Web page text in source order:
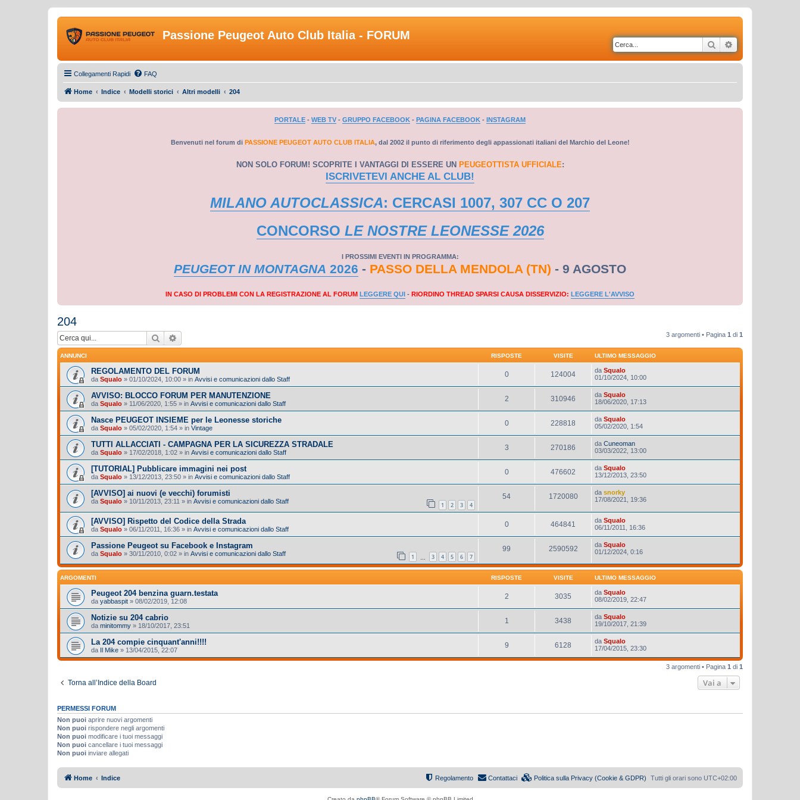
Passione Peugeot Auto Club Italia - FORUM
Cerca
Collegamenti Rapidi FAQ
Home Indice Modelli storici Altri modelli 204
PORTALE - WEB TV - GRUPPO FACEBOOK - PAGINA FACEBOOK - INSTAGRAM
Benvenuti nel forum di PASSIONE PEUGEOT AUTO CLUB ITALIA, dal 2002 il punto di riferimento degli appassionati italiani del Marchio del Leone!
NON SOLO FORUM! SCOPRITE I VANTAGGI DI ESSERE UN PEUGEOTTISTA UFFICIALE:
ISCRIVETEVI ANCHE AL CLUB!
MILANO AUTOCLASSICA: CERCASI 1007, 307 CC O 207
CONCORSO LE NOSTRE LEONESSE 2026
I PROSSIMI EVENTI IN PROGRAMMA:
PEUGEOT IN MONTAGNA 2026 - PASSO DELLA MENDOLA (TN) - 9 AGOSTO
IN CASO DI PROBLEMI CON LA REGISTRAZIONE AL FORUM LEGGERE QUI - RIORDINO THREAD SPARSI CAUSA DISSERVIZIO: LEGGERE L'AVVISO
204
Cerca 3 argomenti • Pagina 1 di 1
ANNUNCI RISPOSTE VISITE ULTIMO MESSAGGIO
REGOLAMENTO DEL FORUM
da Squalo » 01/10/2024, 10:00 » in Avvisi e comunicazioni dallo Staff
0 124004 da Squalo
01/10/2024, 10:00
AVVISO: BLOCCO FORUM PER MANUTENZIONE
da Squalo » 11/06/2020, 1:55 » in Avvisi e comunicazioni dallo Staff
2 310946 da Squalo
18/06/2020, 17:13
Nasce PEUGEOT INSIEME per le Leonesse storiche
da Squalo » 05/02/2020, 1:54 » in Vintage
0 228818 da Squalo
05/02/2020, 1:54
TUTTI ALLACCIATI - CAMPAGNA PER LA SICUREZZA STRADALE
da Squalo » 17/02/2018, 1:02 » in Avvisi e comunicazioni dallo Staff
3 270186 da Cuneoman
03/03/2022, 13:00
[TUTORIAL] Pubblicare immagini nei post
da Squalo » 13/12/2013, 23:50 » in Avvisi e comunicazioni dallo Staff
0 476602 da Squalo
13/12/2013, 23:50
[AVVISO] ai nuovi (e vecchi) forumisti
da Squalo » 10/11/2013, 23:11 » in Avvisi e comunicazioni dallo Staff 1 2 3 4
54 1720080 da snorky
17/08/2021, 19:36
[AVVISO] Rispetto del Codice della Strada
da Squalo » 06/11/2011, 16:36 » in Avvisi e comunicazioni dallo Staff
0 464841 da Squalo
06/11/2011, 16:36
Passione Peugeot su Facebook e Instagram
da Squalo » 30/11/2010, 0:02 » in Avvisi e comunicazioni dallo Staff 1 3 4 5 6 7
99 2590592 da Squalo
01/12/2024, 0:16
ARGOMENTI RISPOSTE VISITE ULTIMO MESSAGGIO
Peugeot 204 benzina guarn.testata
da yabbaspit » 08/02/2019, 12:08
2 3035 da Squalo
08/02/2019, 22:47
Notizie su 204 cabrio
da minitommy » 18/10/2017, 23:51
1 3438 da Squalo
19/10/2017, 21:39
La 204 compie cinquant'anni!!!!
da Il Mike » 13/04/2015, 22:07
9 6128 da Squalo
17/04/2015, 23:30
3 argomenti • Pagina 1 di 1
Torna all’Indice della Board Vai a
PERMESSI FORUM
Non puoi aprire nuovi argomenti
Non puoi rispondere negli argomenti
Non puoi modificare i tuoi messaggi
Non puoi cancellare i tuoi messaggi
Non puoi inviare allegati
Home Indice Tutti gli orari sono UTC+02:00
Politica sulla Privacy (Cookie & GDPR)
Contattaci
Regolamento